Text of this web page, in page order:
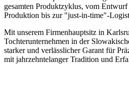
gesamten Produktzyklus, vom
Produktion bis zur "just-in-time"-
Mit unserem Firmenhauptsitz in
Tochterunternehmen in der
starker und verlässlicher Garant für
mit jahrzehntelanger Tradition und